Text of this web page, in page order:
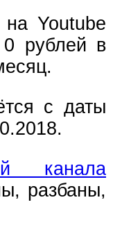
на Youtube
рублей в
с даты
канала
разбаны,